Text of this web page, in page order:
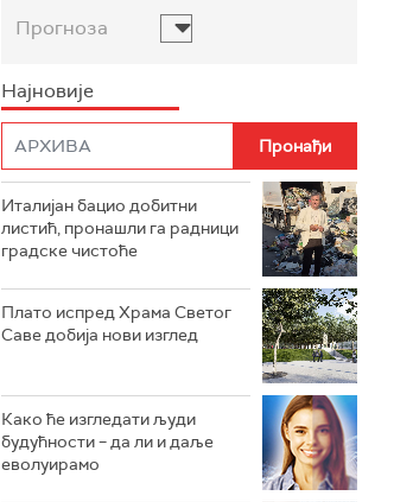
Прогноза
Најновије
Италијан бацио добитни
листић, пронашли га радници
градске чистоће
Плато испред Храма Светог
Саве добија нови изглед
Како ће изгледати људи
будућности – да ли и даље
еволуирамо